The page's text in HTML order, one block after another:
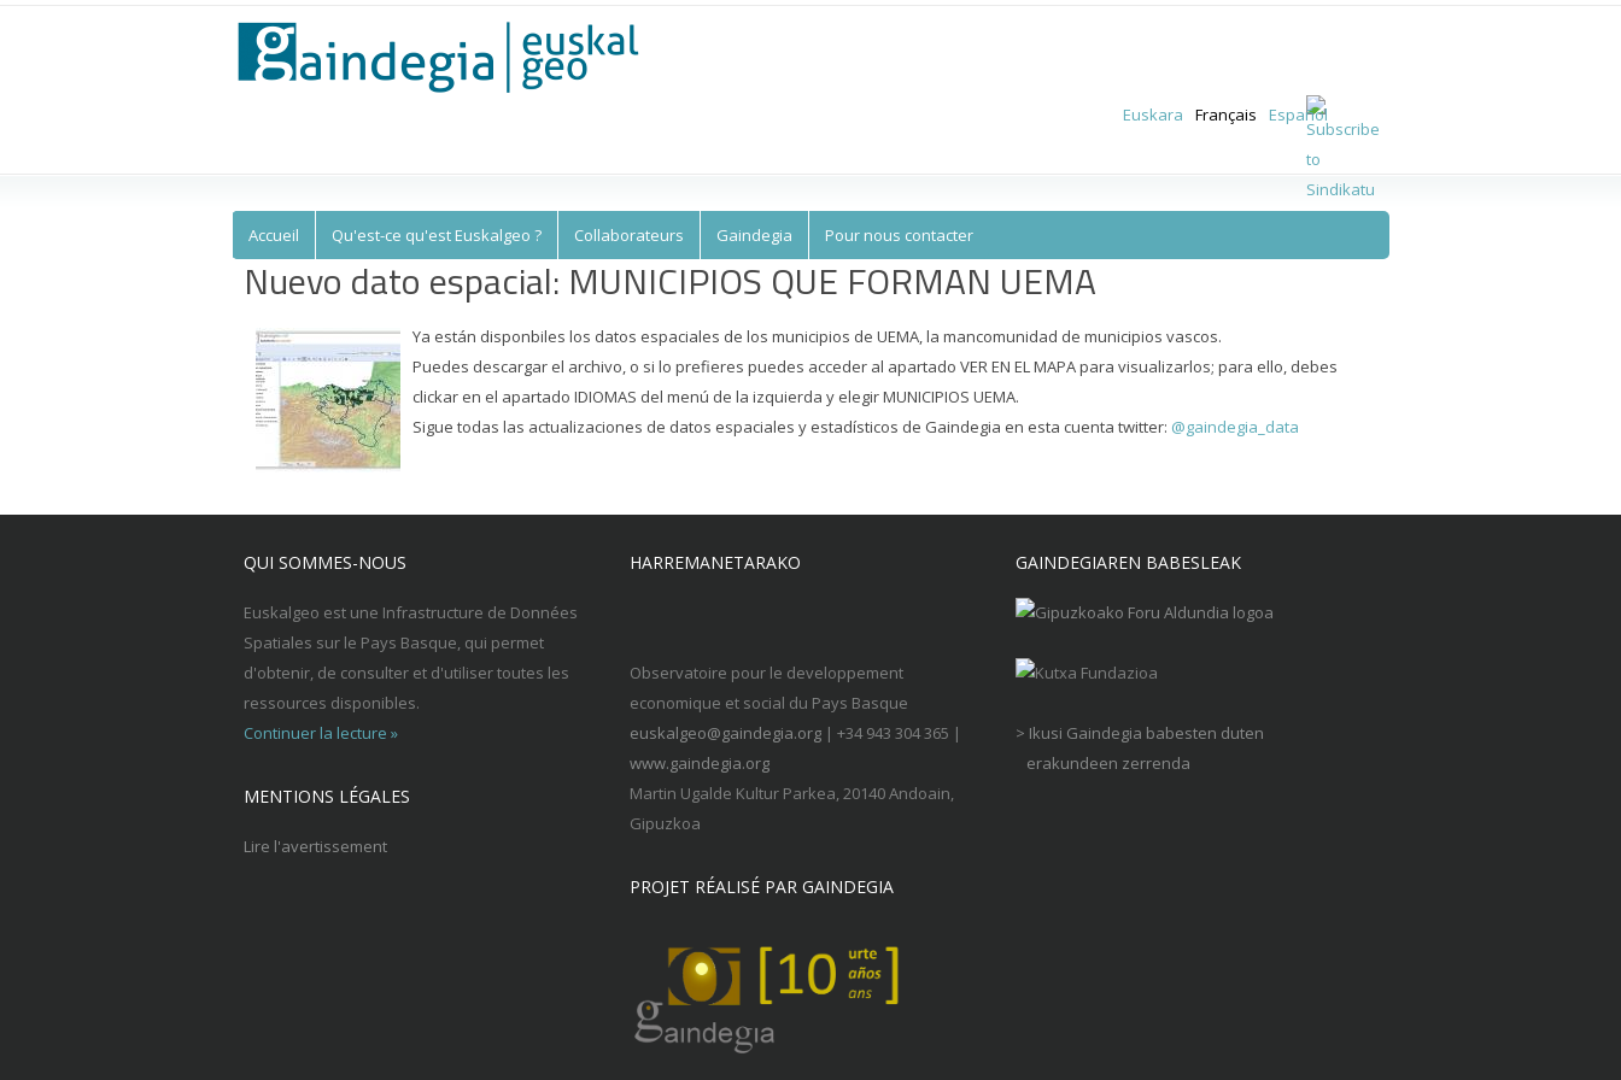
Euskalgeo
Euskara Français Español
Accueil Qu'est-ce qu'est Euskalgeo ? Collaborateurs Gaindegia Pour nous contacter
Nuevo dato espacial: MUNICIPIOS QUE FORMAN UEMA
Ya están disponbiles los datos espaciales de los municipios de UEMA, la mancomunidad de municipios vascos.
Puedes descargar el archivo, o si lo prefieres puedes acceder al apartado VER EN EL MAPA para visualizarlos; para ello, debes
clickar en el apartado IDIOMAS del menú de la izquierda y elegir MUNICIPIOS UEMA.
Sigue todas las actualizaciones de datos espaciales y estadísticos de Gaindegia en esta cuenta twitter: @gaindegia_data
QUI SOMMES-NOUS
Euskalgeo est une Infrastructure de Données
Spatiales sur le Pays Basque, qui permet
d'obtenir, de consulter et d'utiliser toutes les
ressources disponibles.
Continuer la lecture »
MENTIONS LÉGALES
Lire l'avertissement
HARREMANETARAKO
Observatoire pour le developpement
economique et social du Pays Basque
euskalgeo@gaindegia.org | +34 943 304 365 |
www.gaindegia.org
Martin Ugalde Kultur Parkea, 20140 Andoain,
Gipuzkoa
PROJET RÉALISÉ PAR GAINDEGIA
GAINDEGIAREN BABESLEAK
> Ikusi Gaindegia babesten duten
erakundeen zerrenda